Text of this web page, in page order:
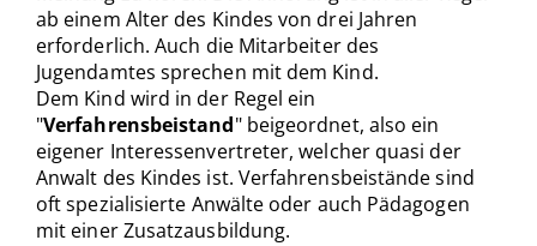
ab einem Alter des Kindes von drei Jahren
erforderlich. Auch die Mitarbeiter des
Jugendamtes sprechen mit dem Kind.
Dem Kind wird in der Regel ein
"Verfahrensbeistand" beigeordnet, also ein
eigener Interessenvertreter, welcher quasi der
Anwalt des Kindes ist. Verfahrensbeistände sind
oft spezialisierte Anwälte oder auch Pädagogen
mit einer Zusatzausbildung.